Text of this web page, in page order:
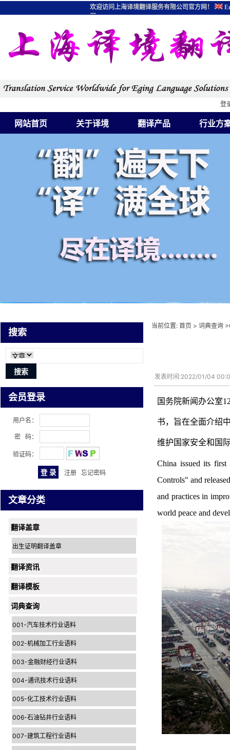
网站首页 关于译境 翻译产品 行业方
登
欢迎访问上海译境翻译服务有限公司官方网！
图
搜索
会员登录
用户名：
密 码：
验证码：
注册 忘记密码
文章分类
翻译盖章
出生证明翻译盖章
翻译资讯
翻译模板
词典查询
001-汽车技术行业语料
002-机械加工行业语料
003-金融财经行业语料
004-通讯技术行业语料
005-化工技术行业语料
006-石油钻井行业语料
007-建筑工程行业语料
当前位置: 首页 > 词典查询 >
发表时间:2022/01/04
国务院新闻办公室
书，旨在全面介绍
维护国家安全和国
China issued its
Controls" and
and practices in
world peace and